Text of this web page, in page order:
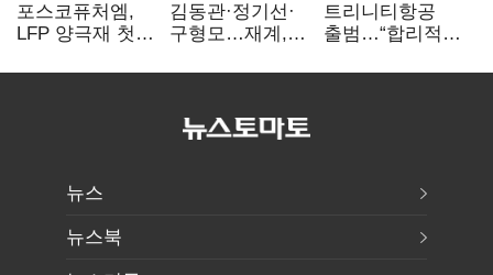
포스코퓨처엠,
LFP 양극재 첫
ESS 시장 공략
김동관·정기선·
구형모…재계,
전성시대
트리니티항공
출범…“합리적
서비스로 승부”
뉴스
뉴스북